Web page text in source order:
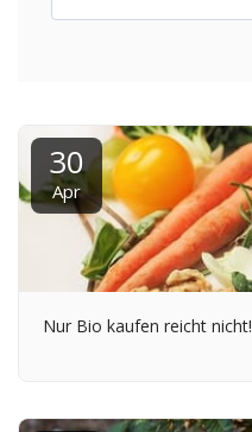
30
Apr
Nur Bio kaufen reicht nicht!